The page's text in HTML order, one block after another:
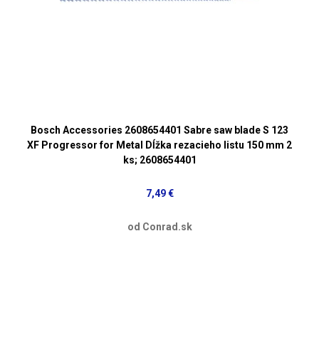
Bosch Accessories 2608654401 Sabre saw blade S 123
XF Progressor for Metal Dĺžka rezacieho listu 150 mm 2
ks; 2608654401
7,49 €
od Conrad.sk